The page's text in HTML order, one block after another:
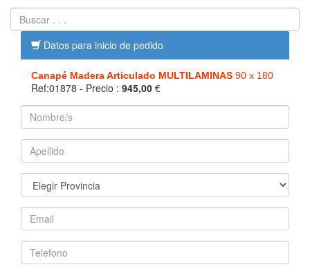
Datos para inicio de pedido
Canapé Madera Articulado MULTILAMINAS 90 x 180
Ref:01878 - Precio : 945,00 €